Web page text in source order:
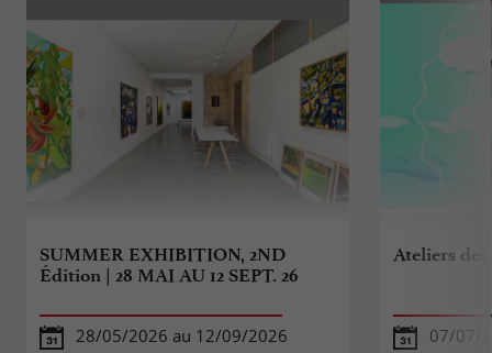
SUMMER EXHIBITION, 2ND
Édition | 28 MAI AU 12 SEPT. 26
28/05/2026 au 12/09/2026
Ateliers des
07/07/